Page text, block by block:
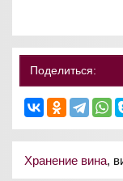
Поделиться:
Хранение вина,